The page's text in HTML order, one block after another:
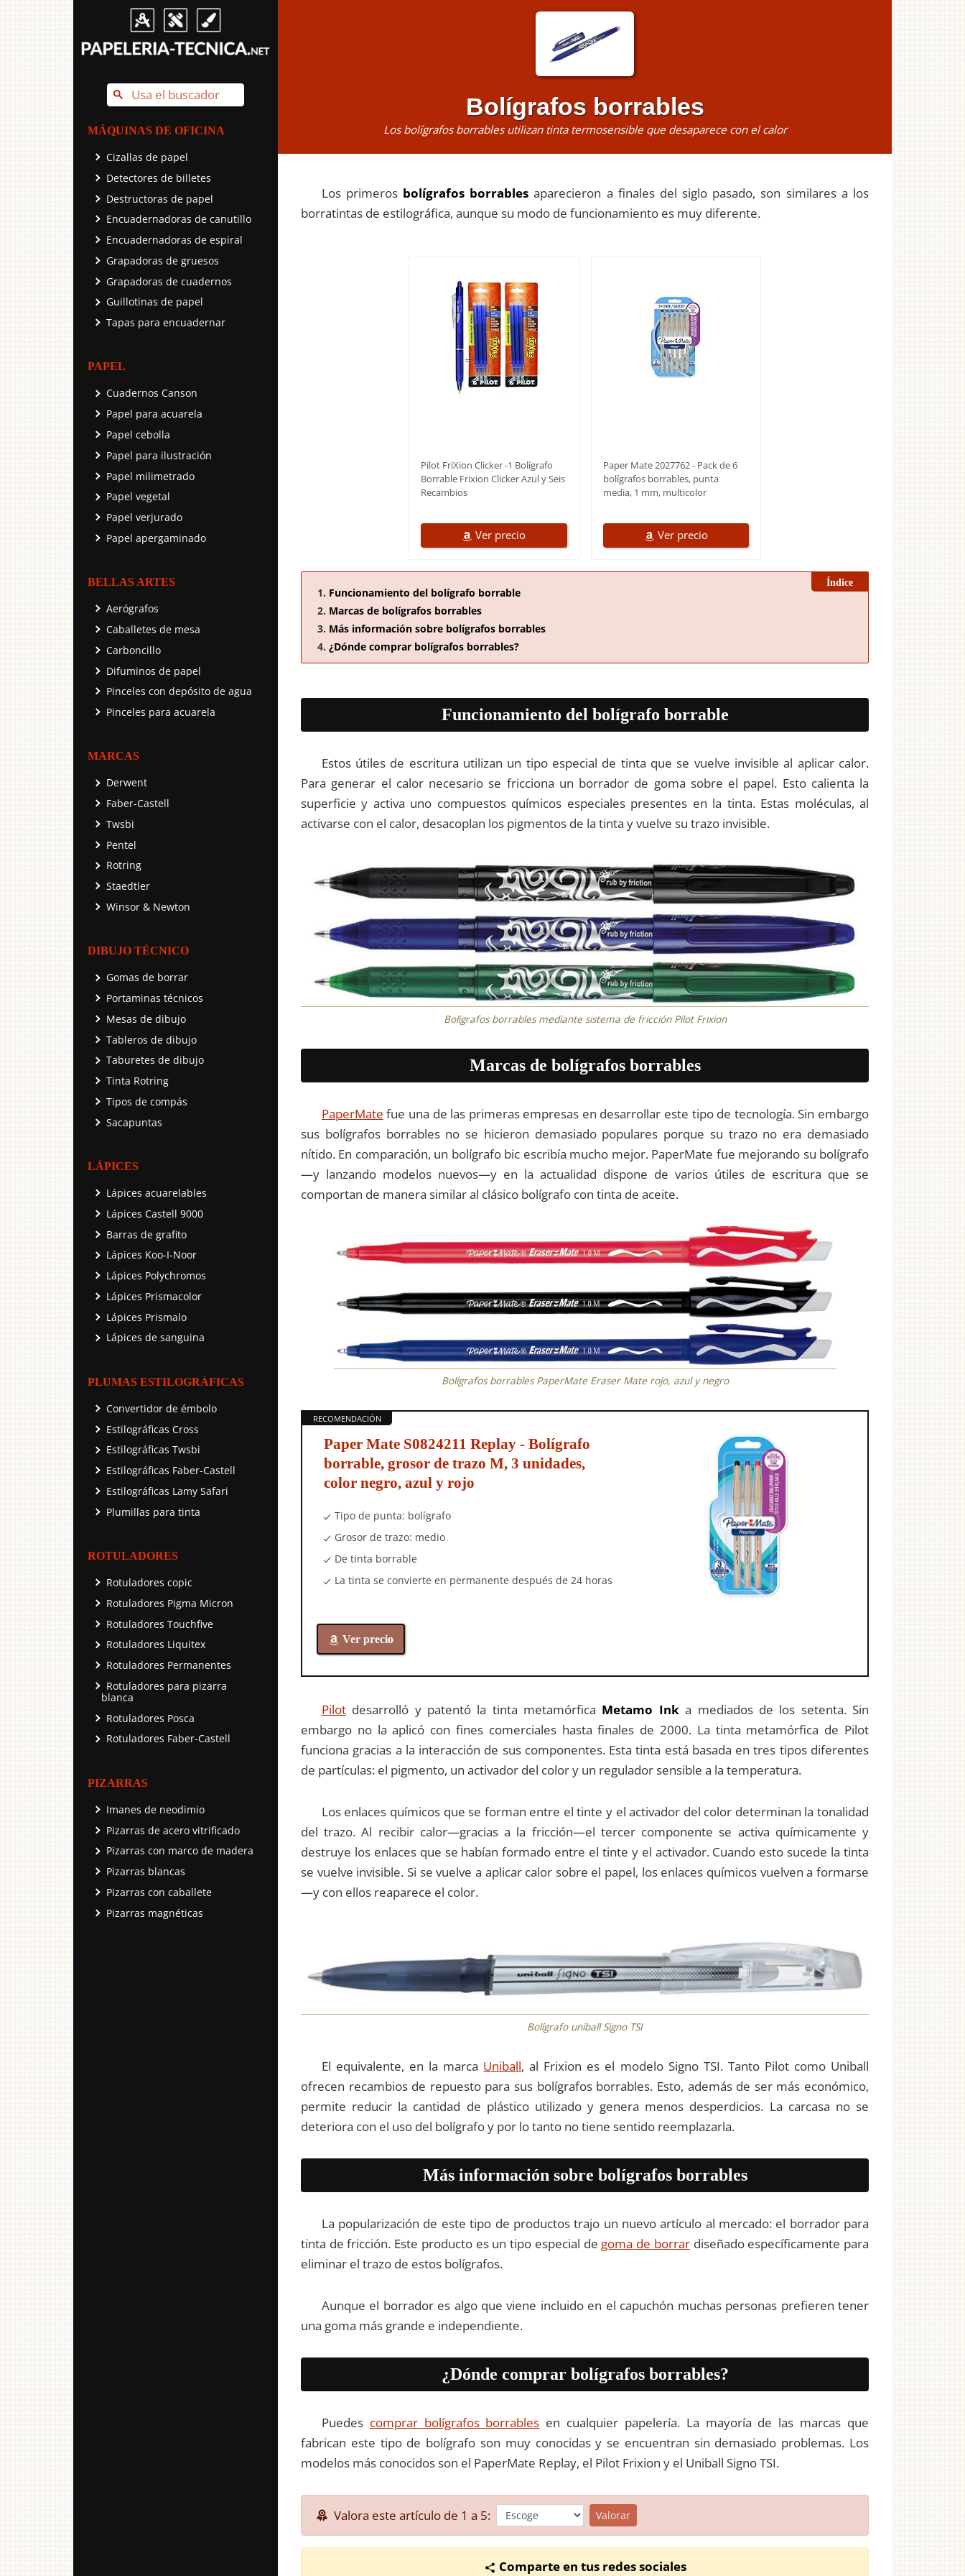
MÁQUINAS DE OFICINA
Cizallas de papel
Detectores de billetes
Destructoras de papel
Encuadernadoras de canutillo
Encuadernadoras de espiral
Grapadoras de gruesos
Grapadoras de cuadernos
Guillotinas de papel
Tapas para encuadernar
PAPEL
Cuadernos Canson
Papel para acuarela
Papel cebolla
Papel para ilustración
Papel milimetrado
Papel vegetal
Papel verjurado
Papel apergaminado
BELLAS ARTES
Aerógrafos
Caballetes de mesa
Carboncillo
Difuminos de papel
Pinceles con depósito de agua
Pinceles para acuarela
MARCAS
Derwent
Faber-Castell
Twsbi
Pentel
Rotring
Staedtler
Winsor & Newton
DIBUJO TÉCNICO
Gomas de borrar
Portaminas técnicos
Mesas de dibujo
Tableros de dibujo
Taburetes de dibujo
Tinta Rotring
Tipos de compás
Sacapuntas
LÁPICES
Lápices acuarelables
Lápices Castell 9000
Barras de grafito
Lápices Koo-I-Noor
Lápices Polychromos
Lápices Prismacolor
Lápices Prismalo
Lápices de sanguina
PLUMAS ESTILOGRÁFICAS
Convertidor de émbolo
Estilográficas Cross
Estilográficas Twsbi
Estilográficas Faber-Castell
Estilográficas Lamy Safari
Plumillas para tinta
ROTULADORES
Rotuladores copic
Rotuladores Pigma Micron
Rotuladores Touchfive
Rotuladores Liquitex
Rotuladores Permanentes
Rotuladores para pizarra
blanca
Rotuladores Posca
Rotuladores Faber-Castell
PIZARRAS
Imanes de neodimio
Pizarras de acero vitrificado
Pizarras con marco de madera
Pizarras blancas
Pizarras con caballete
Pizarras magnéticas
Bolígrafos borrables
Los bolígrafos borrables utilizan tinta termosensible que desaparece con el calor
Los primeros bolígrafos borrables aparecieron a finales del siglo pasado, son similares a los
borratintas de estilográfica, aunque su modo de funcionamiento es muy diferente.
Pilot FriXion Clicker -1 Bolígrafo
Borrable Frixion Clicker Azul y Seis
Recambios
Ver precio
Paper Mate 2027762 - Pack de 6
bolígrafos borrables, punta
media, 1 mm, multicolor
Ver precio
Funcionamiento del bolígrafo borrable
Marcas de bolígrafos borrables
Más información sobre bolígrafos borrables
¿Dónde comprar bolígrafos borrables?
Funcionamiento del bolígrafo borrable
Estos útiles de escritura utilizan un tipo especial de tinta que se vuelve invisible al aplicar calor.
Para generar el calor necesario se fricciona un borrador de goma sobre el papel. Esto calienta la
superficie y activa uno compuestos químicos especiales presentes en la tinta. Estas moléculas, al
activarse con el calor, desacoplan los pigmentos de la tinta y vuelve su trazo invisible.
Bolígrafos borrables mediante sistema de fricción Pilot Frixion
Marcas de bolígrafos borrables
PaperMate fue una de las primeras empresas en desarrollar este tipo de tecnología. Sin embargo
sus bolígrafos borrables no se hicieron demasiado populares porque su trazo no era demasiado
nítido. En comparación, un bolígrafo bic escribía mucho mejor. PaperMate fue mejorando su bolígrafo
—y lanzando modelos nuevos—y en la actualidad dispone de varios útiles de escritura que se
comportan de manera similar al clásico bolígrafo con tinta de aceite.
Bolígrafos borrables PaperMate Eraser Mate rojo, azul y negro
Paper Mate S0824211 Replay - Bolígrafo
borrable, grosor de trazo M, 3 unidades,
color negro, azul y rojo
Tipo de punta: bolígrafo
Grosor de trazo: medio
De tinta borrable
La tinta se convierte en permanente después de 24 horas
Ver precio
Pilotdesarrolló y patentó la tinta metamórfica Metamo Inka mediados de los setenta. Sin
embargo no la aplicó con fines comerciales hasta finales de 2000. La tinta metamórfica de Pilot
funciona gracias a la interacción de sus componentes. Esta tinta está basada en tres tipos diferentes
de partículas: el pigmento, un activador del color y un regulador sensible a la temperatura.
Los enlaces químicos que se forman entre el tinte y el activador del color determinan la tonalidad
del trazo. Al recibir calor—gracias a la fricción—el tercer componente se activa químicamente y
destruye los enlaces que se habían formado entre el tinte y el activador. Cuando esto sucede la tinta
se vuelve invisible. Si se vuelve a aplicar calor sobre el papel, los enlaces químicos vuelven a formarse
—y con ellos reaparece el color.
Bolígrafo uniball Signo TSI
El equivalente, en la marca Uniball, al Frixion es el modelo Signo TSI. Tanto Pilot como Uniball
ofrecen recambios de repuesto para sus bolígrafos borrables. Esto, además de ser más económico,
permite reducir la cantidad de plástico utilizado y genera menos desperdicios. La carcasa no se
deteriora con el uso del bolígrafo y por lo tanto no tiene sentido reemplazarla.
Más información sobre bolígrafos borrables
La popularización de este tipo de productos trajo un nuevo artículo al mercado: el borrador para
tinta de fricción. Este producto es un tipo especial de goma de borrardiseñado específicamente para
eliminar el trazo de estos bolígrafos.
Aunque el borrador es algo que viene incluido en el capuchón muchas personas prefieren tener
una goma más grande e independiente.
¿Dónde comprar bolígrafos borrables?
Puedes comprar bolígrafos borrables en cualquier papelería. La mayoría de las marcas que
fabrican este tipo de bolígrafo son muy conocidas y se encuentran sin demasiado problemas. Los
modelos más conocidos son el PaperMate Replay, el Pilot Frixion y el Uniball Signo TSI.
Valora este artículo de 1 a 5: Valorar
Comparte en tus redes sociales